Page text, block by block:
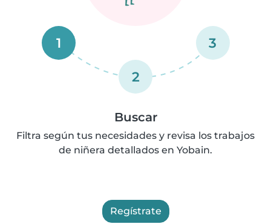
1
2
3
Buscar
Filtra según tus necesidades y revisa los trabajos
de niñera detallados en Yobain.
Regístrate